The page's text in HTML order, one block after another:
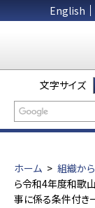
English
文字サイズ
ホーム > 組織か
ら令和4年度和歌
事に係る条件付き